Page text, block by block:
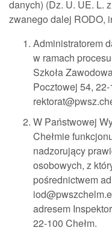
danych) (Dz. U. UE. L.
zwanego dalej RODO,
Administratorem
w ramach
Szkoła
Pocztowej 54,
W Państwowej
Chełmie
nadzorujący
osobowych, z
pośrednictwem
adresem
22-100 Chełm.